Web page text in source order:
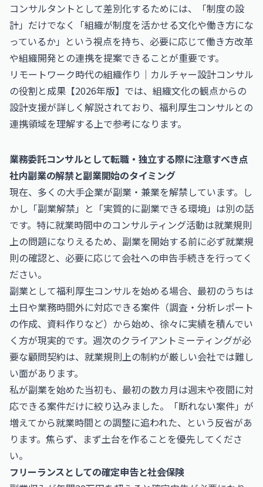
コンサルタントとして差別化するためには、「制度の設
計」だけでなく「組織が制度を活かせる文化や働き方にな
っているか」という視点を持ち、必要に応じて働き方改革
や組織開発との連携を提案できることが重要です。
リモートワーク時代の組織作り｜カルチャー設計コンサル
の役割と成果【2026年版】 では、組織文化の観点からの
設計支援が詳しく解説されており、福利厚生コンサルとの
連携領域を理解する上で参考になります。
業務委託コンサルとして転職・独立する際に注意すべき点
社内副業の解禁と副業開始のタイミング
現在、多くの大手企業が副業・兼業を解禁しています。し
かし「副業解禁」と「実質的に副業できる環境」は別の話
です。特に就業時間中のコンサルティング活動は就業規則
上の問題になりえるため、副業を開始する前に必ず就業規
則の確認と、必要に応じて会社への申告手続きを行ってく
ださい。
副業として福利厚生コンサルを始める場合、最初のうちは
土日や業務時間外に対応できる案件（調査・分析レポート
の作成、資料作りなど）から始め、徐々に実績を積んでい
く方が現実的です。週次のクライアントミーティングが必
要な顧問契約は、就業規則上の制約が厳しい会社では難し
い面があります。
私が副業を始めた当初も、最初の数カ月は週末や夜間に対
応できる案件だけに絞り込みました。「断れない案件」が
増えてから就業時間との調整に追われた、という反省があ
ります。焦らず、まず土台を作ることを優先してくださ
い。
フリーランスとしての確定申告と社会保険